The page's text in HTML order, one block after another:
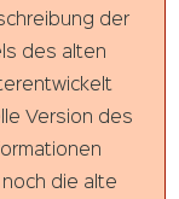
der
des alten
Version des
die alte